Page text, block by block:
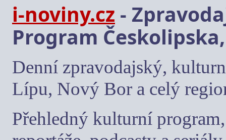
i-noviny.cz -
Program
Denní zpravodajský,
Lípu, Nový Bor a celý
Přehledný kulturní